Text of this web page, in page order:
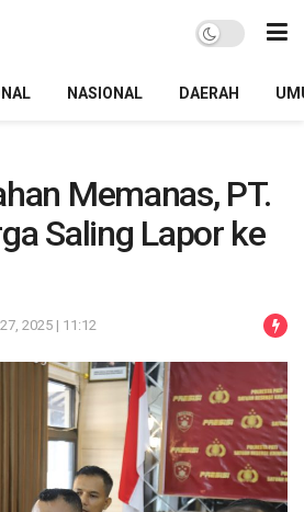
NASIONAL DAERAH
Memanas, PT.
Saling Lapor ke
2025 | 11:12